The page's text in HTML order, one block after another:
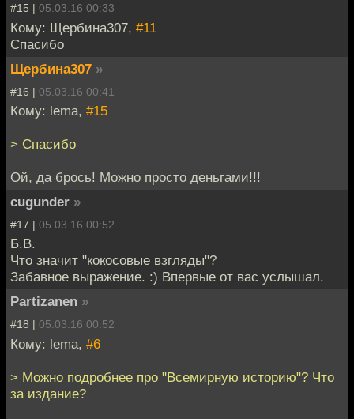
#15 | 05.03.16 00:33
Кому: Щербина307, #11
Спасибо
Щербина307 »
#16 | 05.03.16 00:41
Кому: lema, #15
> Спасибо
Ой, да брось! Можно просто деньгами!!!
cugunder »
#17 | 05.03.16 00:52
Б.В.
Что значит "кокосовые взгляды"?
Забавное выражение. :) Впервые от вас услышал.
Partizanen »
#18 | 05.03.16 00:52
Кому: lema, #6
> Можно подробнее про "Всемирную историю"? Что
за издание?